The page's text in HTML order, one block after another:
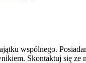
wspólnego.
Skontaktuj się ze